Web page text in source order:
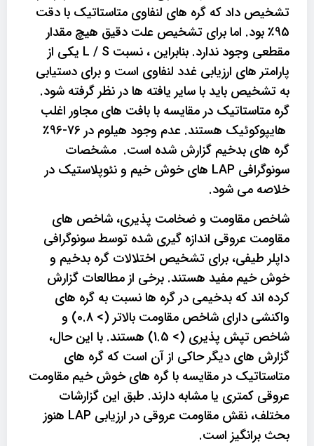
تشخیص داد که گره های لنفاوی متاستاتیک با دقت
95٪ بود. اما برای تشخیص علت دقیق هیچ مقدار
مقطعی وجود ندارد. بنابراین ، نسبت L / S یکی از
پارامتر های ارزیابی غدد لنفاوی است و برای دستیابی
به تشخیص باید با سایر یافته ها در نظر گرفته شود.
گره متاستاتیک در مقایسه با بافت های مجاور اغلب
هایپوکوئیک هستند. عدم وجود هیلوم در 76-96٪
گره های بدخیم گزارش شده است. مشخصات
سونوگرافی LAP های خوش خیم و نئوپلاستیک در
خلاصه می شود.
شاخص مقاومت و ضخامت پذیری، شاخص های
مقاومت عروقی اندازه گیری شده توسط سونوگرافی
داپلر طیفی، برای تشخیص اختلالات گره بدخیم و
خوش خیم مفید هستند. برخی از مطالعات گزارش
کرده اند که بدخیمی در گره ها نسبت به گره های
واکنشی دارای شاخص مقاومت بالاتر (> 0.8) و
شاخص تپش پذیری (> 1.5) هستند. با این حال،
گزارش های دیگر حاکی از آن است که گره های
متاستاتیک در مقایسه با گره های خوش خیم مقاومت
عروقی کمتری یا مشابه دارند. طبق این گزارشات
مختلف، نقش مقاومت عروقی در ارزیابی LAP هنوز
بحث برانگیز است.